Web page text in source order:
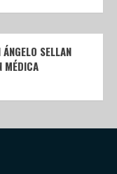
SELLAN
MÉDICA